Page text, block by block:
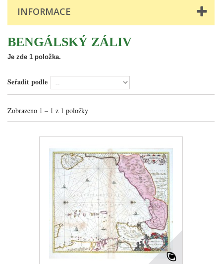
INFORMACE
BENGÁLSKÝ ZÁLIV
Je zde 1 položka.
Seřadit podle
Zobrazeno 1 – 1 z 1 položky